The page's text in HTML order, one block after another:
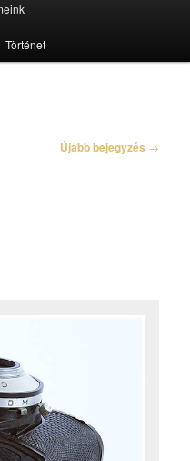
Történet
Újabb bejegyzés →